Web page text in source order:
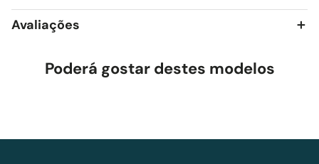
Avaliações
Poderá gostar destes modelos